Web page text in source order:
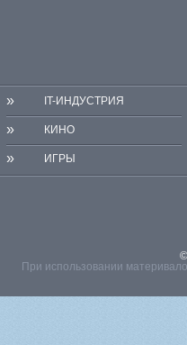
» IT-ИНДУСТРИЯ
» КИНО
» ИГРЫ
При использовании